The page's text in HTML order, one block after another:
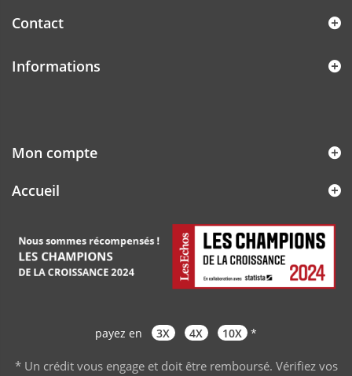
Contact
Informations
Mon compte
Accueil
payez en 3X 4X 10X *
* Un crédit vous engage et doit être remboursé. Vérifiez vos